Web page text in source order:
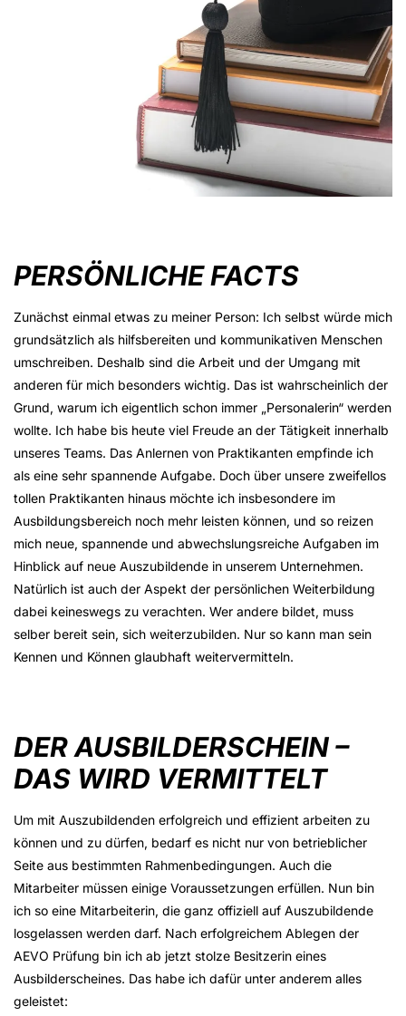
PERSÖNLICHE FACTS
Zunächst einmal etwas zu meiner Person: Ich selbst würde mich
grundsätzlich als hilfsbereiten und kommunikativen Menschen
umschreiben. Deshalb sind die Arbeit und der Umgang mit
anderen für mich besonders wichtig. Das ist wahrscheinlich der
Grund, warum ich eigentlich schon immer „Personalerin“ werden
wollte. Ich habe bis heute viel Freude an der Tätigkeit innerhalb
unseres Teams. Das Anlernen von Praktikanten empfinde ich
als eine sehr spannende Aufgabe. Doch über unsere zweifellos
tollen Praktikanten hinaus möchte ich insbesondere im
Ausbildungsbereich noch mehr leisten können, und so reizen
mich neue, spannende und abwechslungsreiche Aufgaben im
Hinblick auf neue Auszubildende in unserem Unternehmen.
Natürlich ist auch der Aspekt der persönlichen Weiterbildung
dabei keineswegs zu verachten. Wer andere bildet, muss
selber bereit sein, sich weiterzubilden. Nur so kann man sein
Kennen und Können glaubhaft weitervermitteln.
DER AUSBILDERSCHEIN –
DAS WIRD VERMITTELT
Um mit Auszubildenden erfolgreich und effizient arbeiten zu
können und zu dürfen, bedarf es nicht nur von betrieblicher
Seite aus bestimmten Rahmenbedingungen. Auch die
Mitarbeiter müssen einige Voraussetzungen erfüllen. Nun bin
ich so eine Mitarbeiterin, die ganz offiziell auf Auszubildende
losgelassen werden darf. Nach erfolgreichem Ablegen der
AEVO Prüfung bin ich ab jetzt stolze Besitzerin eines
Ausbilderscheines. Das habe ich dafür unter anderem alles
geleistet: